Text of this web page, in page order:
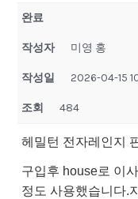
완료
작성자 미영 홍
작성일 2026-04-15
조회 484
헤밀턴 전자레인지
구입후 house로 이
정도 사용했습니다.